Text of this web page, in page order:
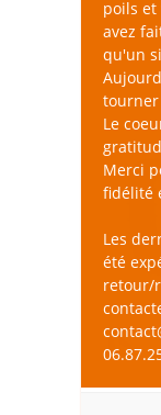
poils et
avez
qu'un
tourner
Le
Merci
fidélité
Les
été
retour/